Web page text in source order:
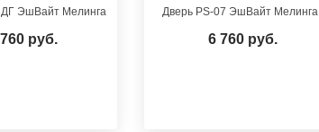
ДГ ЭшВайт Мелинга
руб.
Дверь PS-07 ЭшВайт Мелинга
6 760 руб.